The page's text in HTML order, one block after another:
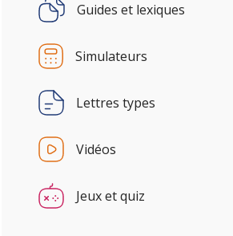
Guides et lexiques
Simulateurs
Lettres types
Vidéos
Jeux et quiz